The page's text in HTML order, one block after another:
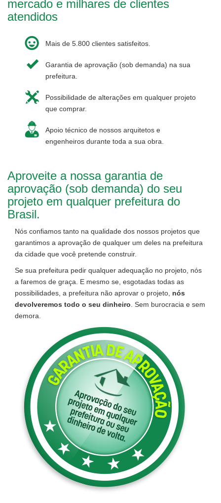
mercado e milhares de clientes
atendidos
Mais de 5.800 clientes satisfeitos.
Garantia de aprovação (sob demanda) na sua
prefeitura.
Possibilidade de alterações em qualquer projeto
que comprar.
Apoio técnico de nossos arquitetos e
engenheiros durante toda a sua obra.
Aproveite a nossa garantia de
aprovação (sob demanda) do seu
projeto em qualquer prefeitura do
Brasil.
Nós confiamos tanto na qualidade dos nossos projetos que
garantimos a aprovação de qualquer um deles na prefeitura
da cidade que você pretende construir.
Se sua prefeitura pedir qualquer adequação no projeto, nós
a faremos de graça. E mesmo se, esgotadas todas as
possibilidades, a prefeitura não aprovar o projeto, nós
devolveremos todo o seu dinheiro . Sem burocracia e sem
demora.